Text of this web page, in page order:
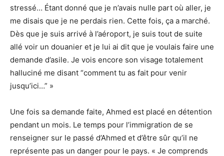
stressé… Étant donné que je n’avais nulle part où aller, je
me disais que je ne perdais rien. Cette fois, ça a marché.
Dès que je suis arrivé à l’aéroport, je suis tout de suite
allé voir un douanier et je lui ai dit que je voulais faire une
demande d’asile. Je vois encore son visage totalement
halluciné me disant “comment tu as fait pour venir
jusqu’ici…” »
Une fois sa demande faite, Ahmed est placé en détention
pendant un mois. Le temps pour l’immigration de se
renseigner sur le passé d’Ahmed et d’être sûr qu’il ne
représente pas un danger pour le pays. « Je comprends